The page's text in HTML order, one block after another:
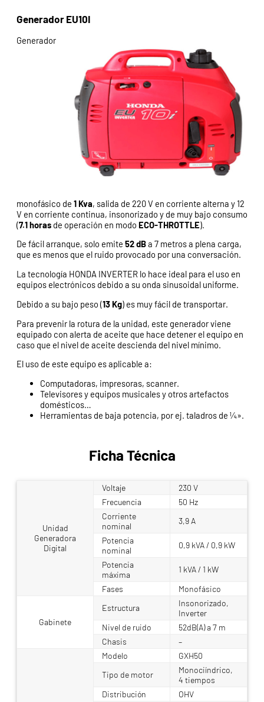
Generador EU10I
Generador
monofásico de 1 Kva, salida de 220 V en corriente alterna y 12
V en corriente continua, insonorizado y de muy bajo consumo
(7.1 horas de operación en modo ECO-THROTTLE).
De fácil arranque, solo emite 52 dBa 7 metros a plena carga,
que es menos que el ruido provocado por una conversación.
La tecnología HONDA INVERTER lo hace ideal para el uso en
equipos electrónicos debido a su onda sinusoidal uniforme.
Debido a su bajo peso (13 Kg) es muy fácil de transportar.
Para prevenir la rotura de la unidad, este generador viene
equipado con alerta de aceite que hace detener el equipo en
caso que el nivel de aceite descienda del nivel mínimo.
El uso de este equipo es aplicable a:
Computadoras, impresoras, scanner.
Televisores y equipos musicales y otros artefactos
domésticos…
Herramientas de baja potencia, por ej. taladros de ¼».
Ficha Técnica
Unidad
Generadora
Digital
Voltaje
230 V
Frecuencia
50 Hz
Corriente
nominal
3,9 A
Potencia
nominal
0,9 kVA / 0,9 kW
Potencia
máxima
1 kVA / 1 kW
Fases
Monofásico
Gabinete
Estructura
Insonorizado,
Inverter
Nivel de ruido
52dB(A) a 7 m
Chasis
–
Modelo
GXH50
Tipo de motor
Monociíndrico,
4 tiempos
Distribución
OHV